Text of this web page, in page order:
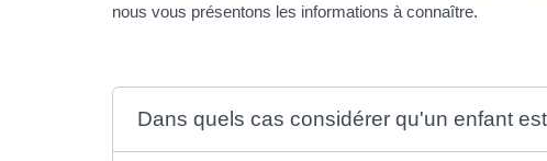
nous vous présentons les informations à connaître.
Dans quels cas considérer qu'un enfant